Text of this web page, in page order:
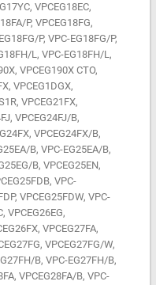
VPCEG18EC,
P, VPCEG18FG,
P, VPC-EG18FG/P,
L, VPC-EG18FH/L,
VPCEG190X CTO,
VPCEG1DGX,
VPCEG21FX,
VPCEG24FJ/B,
VPCEG24FX/B,
B, VPC-EG25EA/B,
B, VPCEG25EN,
VPC-
VPCEG25FDW, VPC-
VPCEG26EG,
VPCEG27FA,
VPCEG27FG/W,
B, VPC-EG27FH/B,
VPCEG28FA/B, VPC-